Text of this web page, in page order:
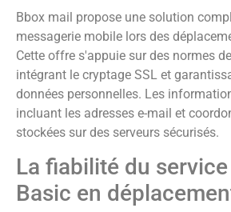
Bbox mail propose une solution
messagerie mobile lors des
Cette offre s'appuie sur des normes
intégrant le cryptage SSL et
données personnelles. Les
incluant les adresses e-mail et
stockées sur des serveurs sécurisés.
La fiabilité du service
Basic en